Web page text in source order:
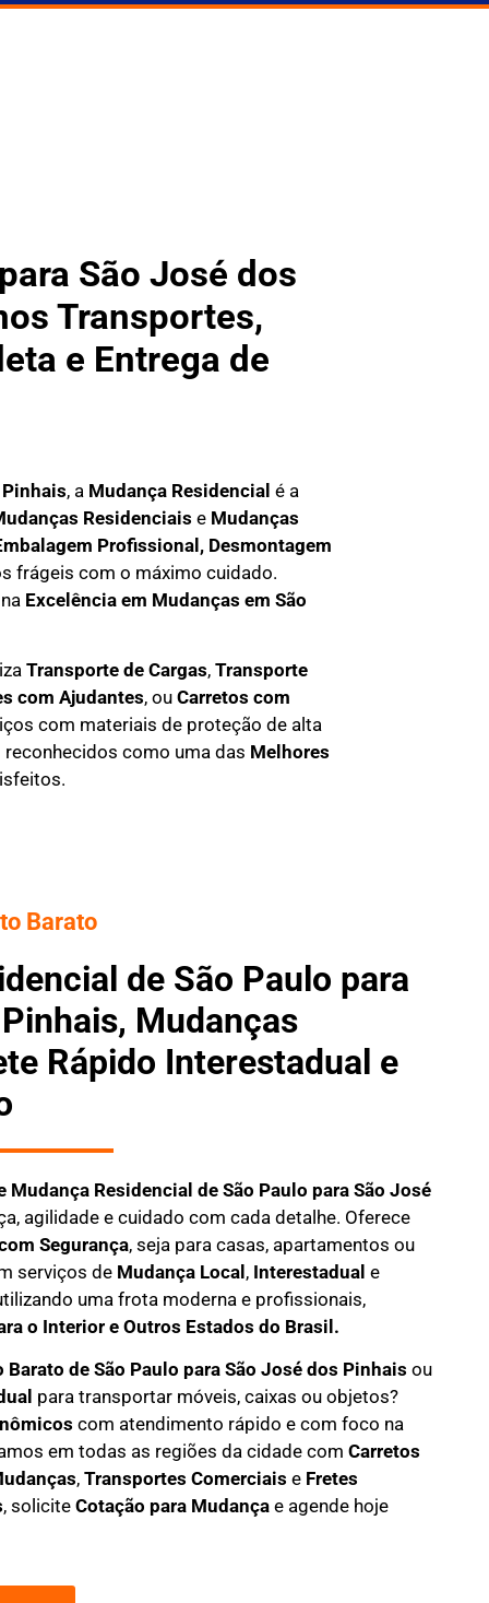
São José dos
Transportes,
e Entrega de
, a Mudança Residencial é a
udanças Residenciais eMudanças
mbalagem Profissional , Desmontagem
frágeis com o máximo cuidado.
Excelência em Mudanças em São
Transporte de Cargas, Transporte
com Ajudantes, ou Carretos com
com materiais de proteção de alta
como uma das Melhores
Barato
de São Paulo para
Mudanças
Rápido Interestadual e
Mudança Residencial de São Paulo para São José
agilidade e cuidado com cada detalhe. Oferece
Segurança, seja para casas, apartamentos ou
serviços de Mudança Local, Interestadual e
uma frota moderna e profissionais,
o Interior e Outros Estados do Brasil.
Barato de São Paulo para São José dos Pinhais ou
para transportar móveis, caixas ou objetos?
com atendimento rápido e com foco na
em todas as regiões da cidade com Carretos
, Transportes Comerciais e Fretes
, solicite Cotação para Mudançae agende hoje